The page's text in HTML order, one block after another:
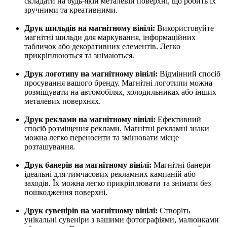
зручними та креативними.
Друк шильдів на магнітному вінілі: Використовуйте
магнітні шильди для маркування, інформаційних
табличок або декоративних елементів. Легко
прикріплюються та знімаються.
Друк логотипу на магнітному вінілі: Відмінний спосіб
просування вашого бренду. Магнітні логотипи можна
розміщувати на автомобілях, холодильниках або інших
металевих поверхнях.
Друк реклами на магнітному вінілі: Ефективний
спосіб розміщення реклами. Магнітні рекламні знаки
можна легко переносити та змінювати місце
розташування.
Друк банерів на магнітному вінілі: Магнітні банери
ідеальні для тимчасових рекламних кампаній або
заходів. Їх можна легко прикріплювати та знімати без
пошкодження поверхні.
Друк сувенірів на магнітному вінілі: Створіть
унікальні сувеніри з вашими фотографіями, малюнками